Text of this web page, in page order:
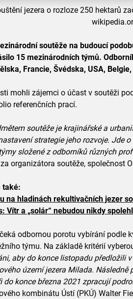
jezera o rozloze 250 hektarů
soutěže na budoucí
15 mezinárodních týmů.
Francie, Švédska, USA,
mohli zájemci o účast v soutěži
referenčních prací.
soutěže je krajinářské a
strategie jeho rozvoje. Jde
složené z odborníků různých
organizátora soutěže, společnost
také:
na hladinách rekultivačních jezer
Vítr a „solár“ nebudou nikdy
odbornou porotu vybírání podle
týmu. Na základě kritérií
aby do konce listopadu předložili
území jezera Milada. Následně
do konce března 2021 zpracují
kombinátu Ústí (PKÚ) Walter